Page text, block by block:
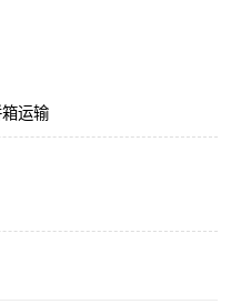
运输